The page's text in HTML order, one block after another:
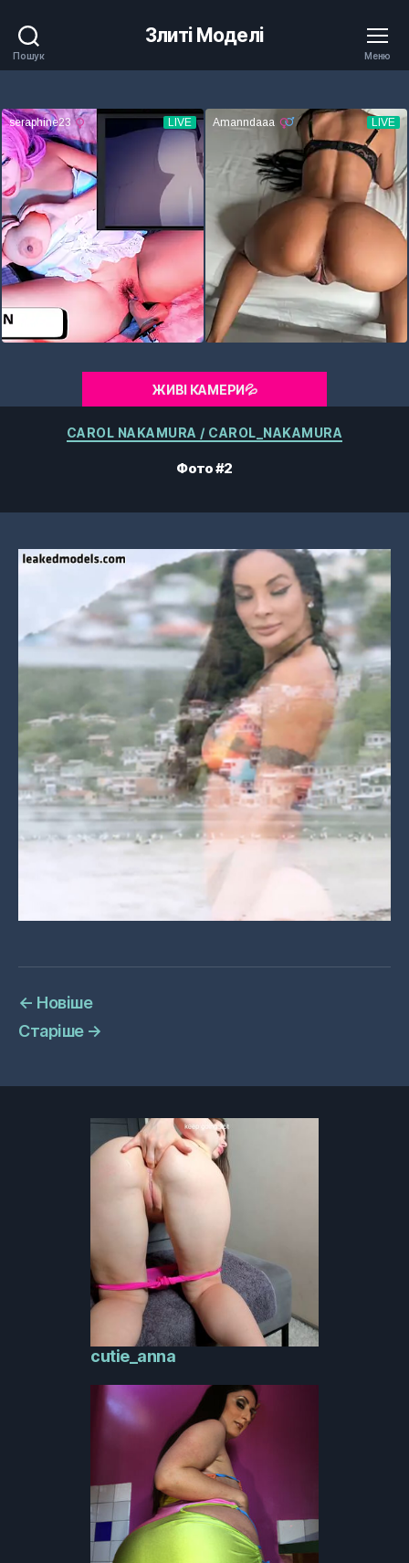
Пошук
Злиті Моделі
Меню
ЖИВІ КАМЕРИ💦
Категорії
CAROL NAKAMURA / CAROL_NAKAMURA
Фото #2
← Новіше
Старіше →
cutie_anna